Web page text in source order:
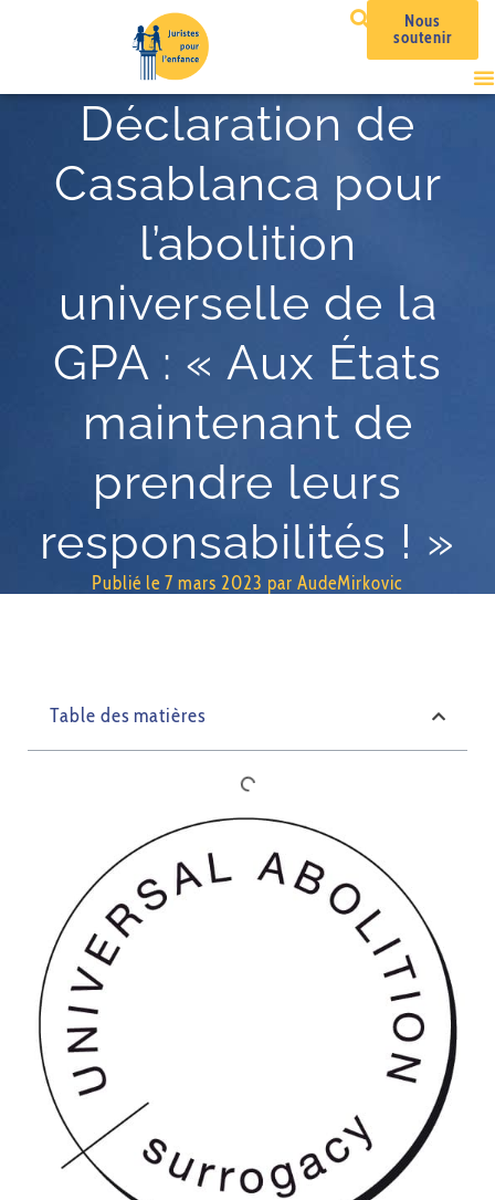
Nous
soutenir
Déclaration de
Casablanca pour
l’abolition
universelle de la
GPA : « Aux États
maintenant de
prendre leurs
responsabilités ! »
Publié le 7 mars 2023 par AudeMirkovic
Table des matières